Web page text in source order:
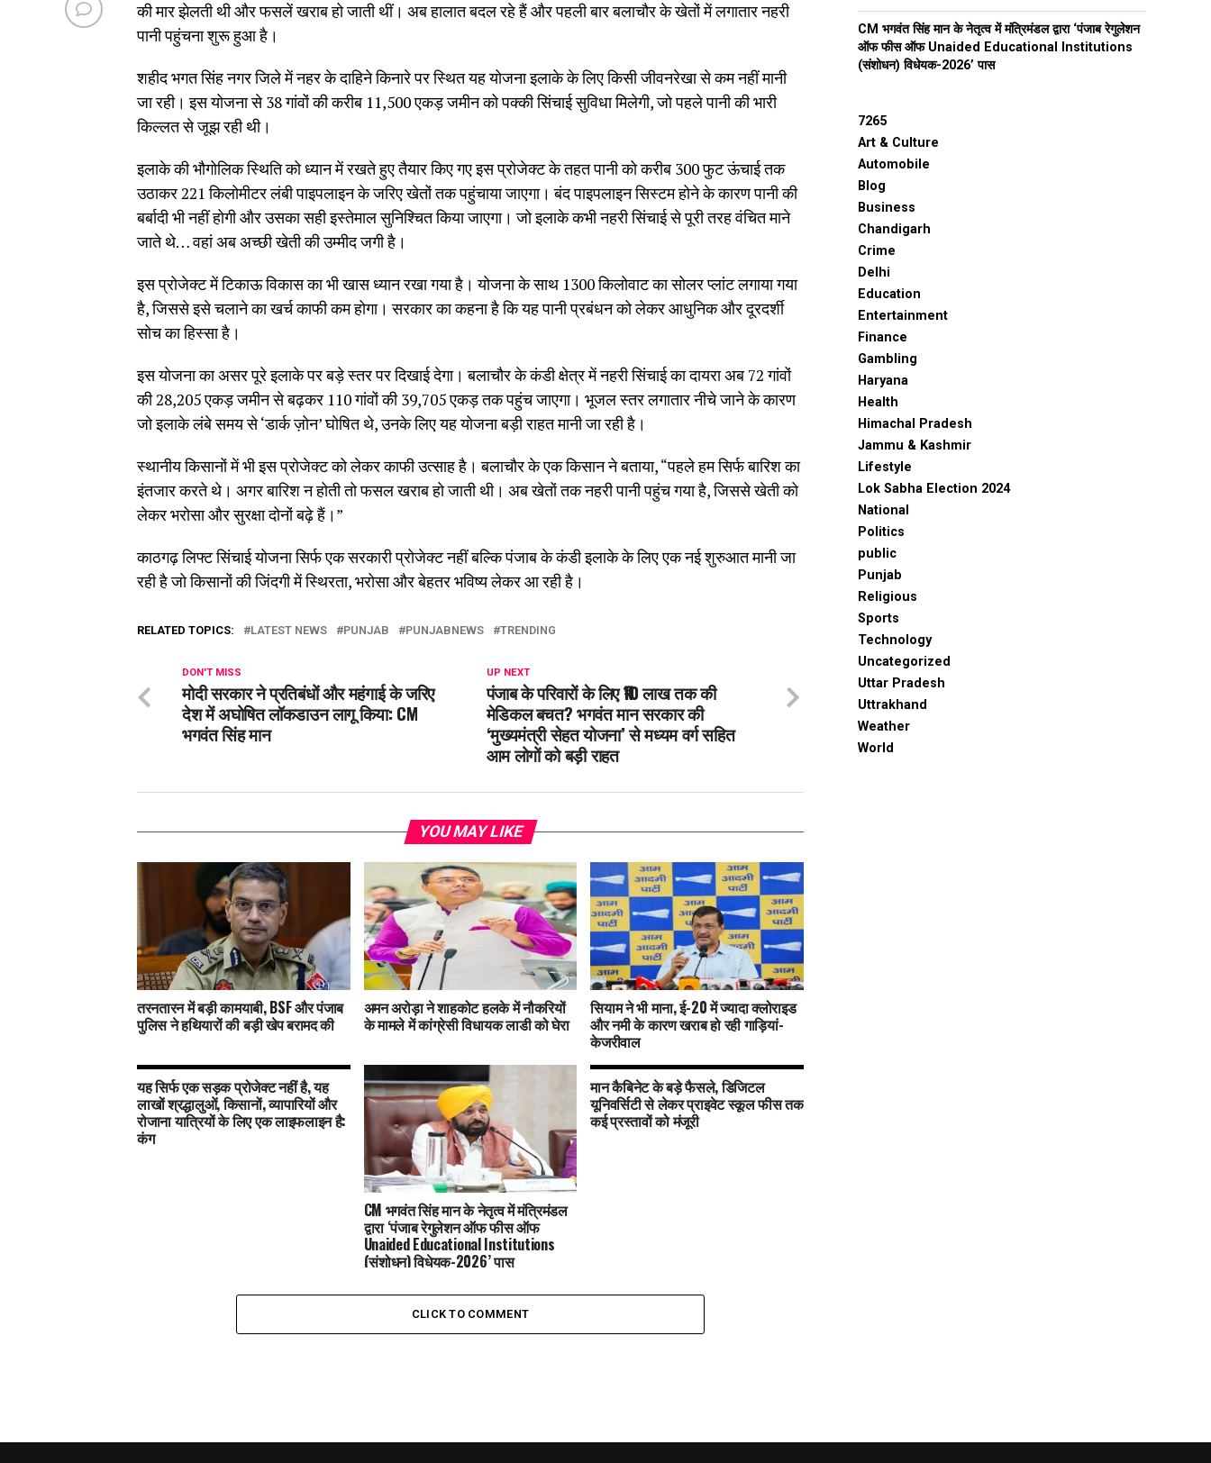
की मार झेलती थी और फसलें खराब हो जाती थीं। अब हालात बदल रहे हैं और पहली बार बलाचौर के खेतों में लगातार नहरी
पानी पहुंचना शुरू हुआ है।
शहीद भगत सिंह नगर जिले में नहर के दाहिने किनारे पर स्थित यह योजना इलाके के लिए किसी जीवनरेखा से कम नहीं मानी
जा रही। इस योजना से 38 गांवों की करीब 11,500 एकड़ जमीन को पक्की सिंचाई सुविधा मिलेगी, जो पहले पानी की भारी
किल्लत से जूझ रही थी।
इलाके की भौगोलिक स्थिति को ध्यान में रखते हुए तैयार किए गए इस प्रोजेक्ट के तहत पानी को करीब 300 फुट ऊंचाई तक
उठाकर 221 किलोमीटर लंबी पाइपलाइन के जरिए खेतों तक पहुंचाया जाएगा। बंद पाइपलाइन सिस्टम होने के कारण पानी की
बर्बादी भी नहीं होगी और उसका सही इस्तेमाल सुनिश्चित किया जाएगा। जो इलाके कभी नहरी सिंचाई से पूरी तरह वंचित माने
जाते थे… वहां अब अच्छी खेती की उम्मीद जगी है।
इस प्रोजेक्ट में टिकाऊ विकास का भी खास ध्यान रखा गया है। योजना के साथ 1300 किलोवाट का सोलर प्लांट लगाया गया
है, जिससे इसे चलाने का खर्च काफी कम होगा। सरकार का कहना है कि यह पानी प्रबंधन को लेकर आधुनिक और दूरदर्शी
सोच का हिस्सा है।
इस योजना का असर पूरे इलाके पर बड़े स्तर पर दिखाई देगा। बलाचौर के कंडी क्षेत्र में नहरी सिंचाई का दायरा अब 72 गांवों
की 28,205 एकड़ जमीन से बढ़कर 110 गांवों की 39,705 एकड़ तक पहुंच जाएगा। भूजल स्तर लगातार नीचे जाने के कारण
जो इलाके लंबे समय से ‘डार्क ज़ोन’ घोषित थे, उनके लिए यह योजना बड़ी राहत मानी जा रही है।
स्थानीय किसानों में भी इस प्रोजेक्ट को लेकर काफी उत्साह है। बलाचौर के एक किसान ने बताया, “पहले हम सिर्फ बारिश का
इंतजार करते थे। अगर बारिश न होती तो फसल खराब हो जाती थी। अब खेतों तक नहरी पानी पहुंच गया है, जिससे खेती को
लेकर भरोसा और सुरक्षा दोनों बढ़े हैं।”
काठगढ़ लिफ्ट सिंचाई योजना सिर्फ एक सरकारी प्रोजेक्ट नहीं बल्कि पंजाब के कंडी इलाके के लिए एक नई शुरुआत मानी जा
रही है जो किसानों की जिंदगी में स्थिरता, भरोसा और बेहतर भविष्य लेकर आ रही है।
RELATED TOPICS: LATEST NEWS PUNJAB PUNJABNEWS TRENDING
UP NEXT
पंजाब के परिवारों के लिए ₹10 लाख तक की
मेडिकल बचत? भगवंत मान सरकार की
‘मुख्यमंत्री सेहत योजना’ से मध्यम वर्ग सहित
आम लोगों को बड़ी राहत
DON'T MISS
मोदी सरकार ने प्रतिबंधों और महंगाई के जरिए
देश में अघोषित लॉकडाउन लागू किया: CM
भगवंत सिंह मान
YOU MAY LIKE
तरनतारन में बड़ी कामयाबी, BSF और पंजाब
पुलिस ने हथियारों की बड़ी खेप बरामद की
अमन अरोड़ा ने शाहकोट हलके में नौकरियों
के मामले में कांग्रेसी विधायक लाडी को घेरा
सियाम ने भी माना, ई-20 में ज्यादा क्लोराइड
और नमी के कारण खराब हो रही गाड़ियां-
केजरीवाल
यह सिर्फ एक सड़क प्रोजेक्ट नहीं है, यह
लाखों श्रद्धालुओं, किसानों, व्यापारियों और
रोजाना यात्रियों के लिए एक लाइफलाइन है:
कंग
CM भगवंत सिंह मान के नेतृत्व में मंत्रिमंडल
द्वारा ‘पंजाब रेगुलेशन ऑफ फीस ऑफ
Unaided Educational Institutions
(संशोधन) विधेयक-2026’ पास
मान कैबिनेट के बड़े फैसले, डिजिटल
यूनिवर्सिटी से लेकर प्राइवेट स्कूल फीस तक
कई प्रस्तावों को मंजूरी
CLICK TO COMMENT
CM भगवंत सिंह मान के नेतृत्व में मंत्रिमंडल द्वारा ‘पंजाब रेगुलेशन
ऑफ फीस ऑफ Unaided Educational Institutions
(संशोधन) विधेयक-2026’ पास
7265
Art & Culture
Automobile
Blog
Business
Chandigarh
Crime
Delhi
Education
Entertainment
Finance
Gambling
Haryana
Health
Himachal Pradesh
Jammu & Kashmir
Lifestyle
Lok Sabha Election 2024
National
Politics
public
Punjab
Religious
Sports
Technology
Uncategorized
Uttar Pradesh
Uttrakhand
Weather
World